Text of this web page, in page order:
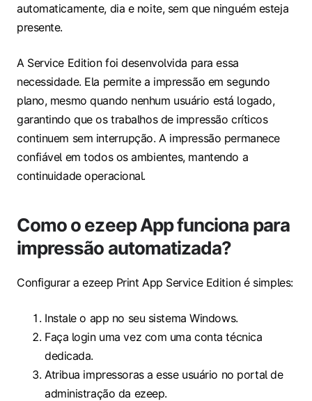
automaticamente, dia e noite, sem que ninguém esteja
presente.
A Service Edition foi desenvolvida para essa
necessidade. Ela permite a impressão em segundo
plano, mesmo quando nenhum usuário está logado,
garantindo que os trabalhos de impressão críticos
continuem sem interrupção. A impressão permanece
confiável em todos os ambientes, mantendo a
continuidade operacional.
Como o ezeep App funciona para
impressão automatizada?
Configurar a ezeep Print App Service Edition é simples:
Instale o app no seu sistema Windows.
Faça login uma vez com uma conta técnica
dedicada.
Atribua impressoras a esse usuário no portal de
administração da ezeep.